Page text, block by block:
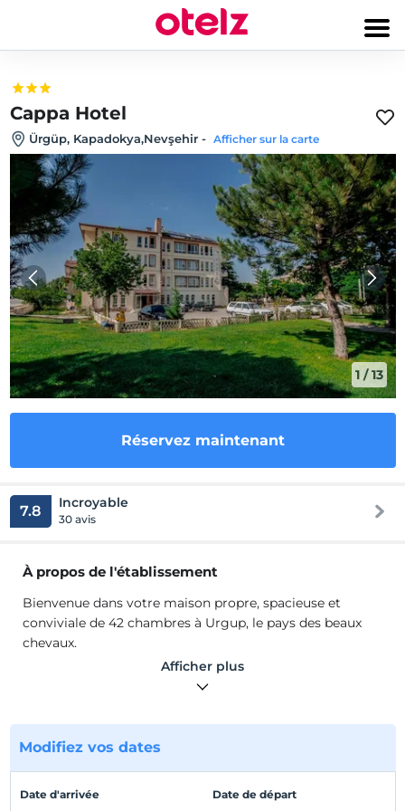
Cappa Hotel
Ürgüp, Kapadokya,Nevşehir - Afficher sur la carte
1 /13
Réservez maintenant
7.8 Incroyable
30 avis
À propos de l'établissement
Bienvenue dans votre maison propre, spacieuse et
conviviale de 42 chambres à Urgup, le pays des beaux
chevaux.
Un lieu appartenant à la Cappadoce, situé à Ürgüp,
l'endroit le plus central et le plus animé de la région la
Notre hôtel, mis en service en septembre 2007, se trouve
à 500 mètres du centre-ville et juste à côté du parc de
ville d'Ürgüp, la prunelle des yeux de la Cappadoce, vous
Afficher plus
Modifiez vos dates
Date d'arrivée Date de départ